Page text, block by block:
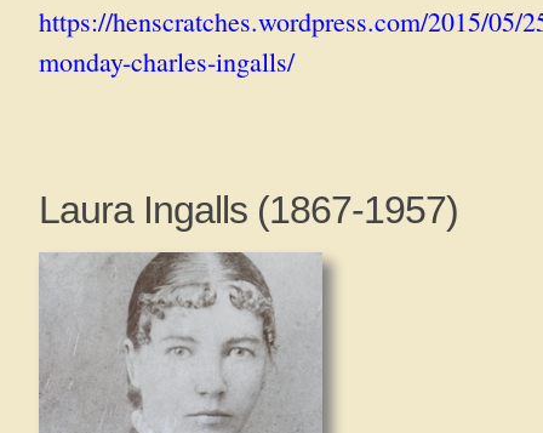
https://henscratches.wordpress.com/2015/05/
monday-charles-ingalls/
Laura Ingalls (1867-1957)